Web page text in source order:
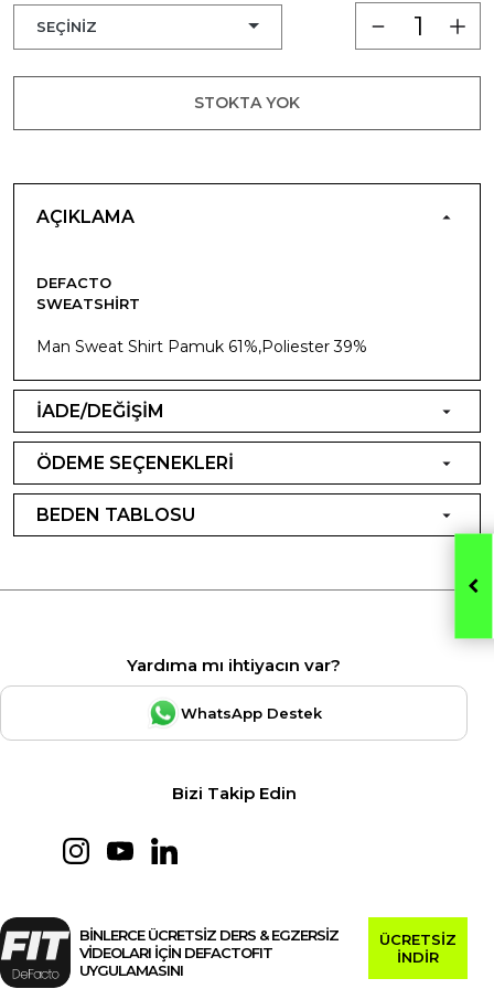
STOKTA YOK
AÇIKLAMA
DEFACTO
SWEATSHIRT
Man Sweat Shirt Pamuk 61%,Poliester 39%
İADE/DEĞİŞİM
ÖDEME SEÇENEKLERİ
BEDEN TABLOSU
Yardıma mı ihtiyacın var?
WhatsApp Destek
Bizi Takip Edin
BİNLERCE ÜCRETSİZ DERS & EGZERSİZ
VİDEOLARI İÇİN DEFACTOFIT
UYGULAMASINI
ÜCRETSİZ
İNDİR